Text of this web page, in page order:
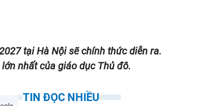
tại Hà Nội sẽ chính thức diễn ra.
nhất của giáo dục Thủ đô.
TIN ĐỌC NHIỀU